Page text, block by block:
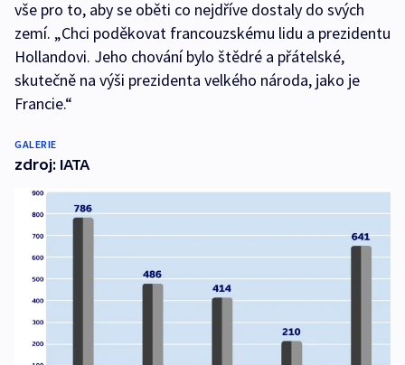
vše pro to, aby se oběti co nejdříve dostaly do svých
zemí. „Chci poděkovat francouzskému lidu a prezidentu
Hollandovi. Jeho chování bylo štědré a přátelské,
skutečně na výši prezidenta velkého národa, jako je
Francie.“
GALERIE
zdroj: IATA